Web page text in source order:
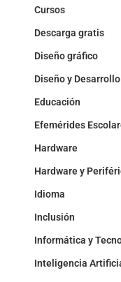
Cursos
Descarga gratis
Diseño gráfico
Diseño y
Educación
Efemérides
Hardware
Hardware y
Idioma
Inclusión
Informática y
Inteligencia